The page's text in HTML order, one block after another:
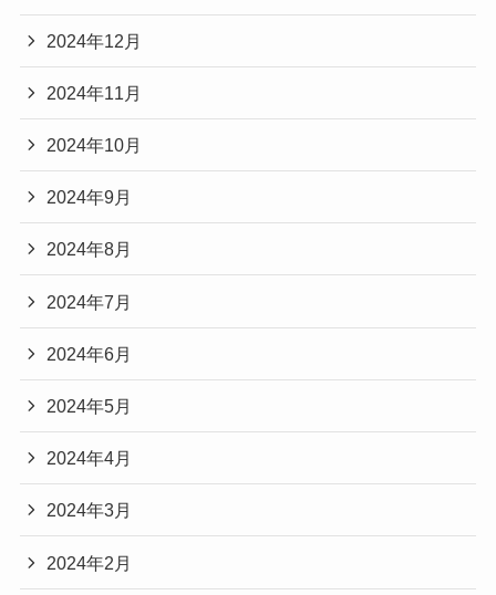
2024年12月
2024年11月
2024年10月
2024年9月
2024年8月
2024年7月
2024年6月
2024年5月
2024年4月
2024年3月
2024年2月